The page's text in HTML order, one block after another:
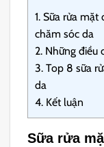
1. Sữa rửa mặt
chăm sóc da
2. Những điều
3. Top 8 sữa
da
4. Kết luận
Sữa rửa